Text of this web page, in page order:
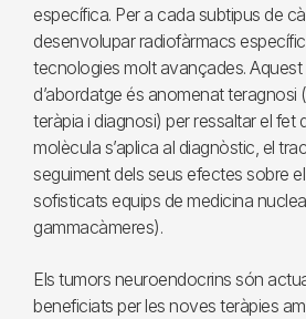
específica. Per a cada subtipus de
desenvolupar radiofàrmacs
tecnologies molt avançades. Aquest
d’abordatge és anomenat
teràpia i diagnosi) per ressaltar el fet
molècula s’aplica al diagnòstic, el
seguiment dels seus efectes sobre
sofisticats equips de medicina
gammacàmeres).
Els tumors neuroendocrins són
beneficiats per les noves teràpies